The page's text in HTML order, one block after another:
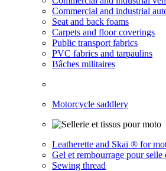
Commercial and industrial
Seat and back foams
Carpets and floor coverings
Public transport fabrics
PVC fabrics and tarpaulins
Bâches militaires
Motorcycle saddlery
Leatherette and Skaï ® for
Gel et rembourrage pour selle
Sewing thread